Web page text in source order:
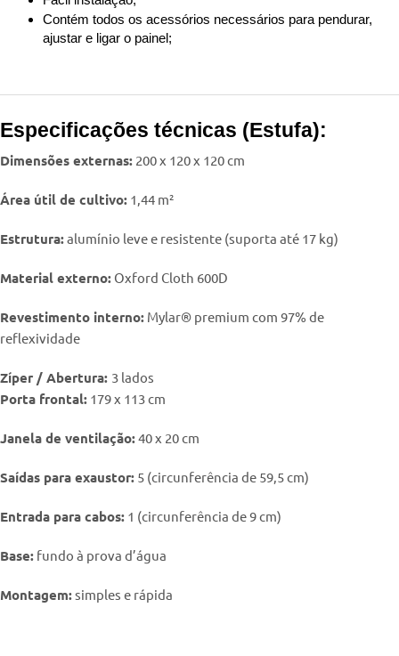
Contém todos os acessórios necessários para pendurar,
ajustar e ligar o painel;
Especificações técnicas (Estufa):
Dimensões externas: 200 x 120 x 120 cm
Área útil de cultivo: 1,44 m²
Estrutura:alumínio leve e resistente (suporta até 17 kg)
Material externo: Oxford Cloth 600D
Revestimento interno: Mylar® premium com 97% de
reflexividade
Zíper / Abertura: 3 lados
Porta frontal: 179 x 113 cm
Janela de ventilação:40 x 20 cm
Saídas para exaustor: 5 (circunferência de 59,5 cm)
Entrada para cabos: 1 (circunferência de 9 cm)
Base: fundo à prova d’água
Montagem:simples e rápida